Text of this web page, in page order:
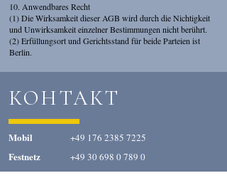
10. Anwendbares Recht
(1) Die Wirksamkeit dieser AGB wird durch die Nichtigkeit
und Unwirksamkeit einzelner Bestimmungen nicht berührt.
(2) Erfüllungsort und Gerichtsstand für beide Parteien ist
Berlin.
КОНТАКТ
Mobil
Festnetz
Fax
+49 176 2385 7225
+49 30 698 0 789 0
+49 30 698 0 789 1